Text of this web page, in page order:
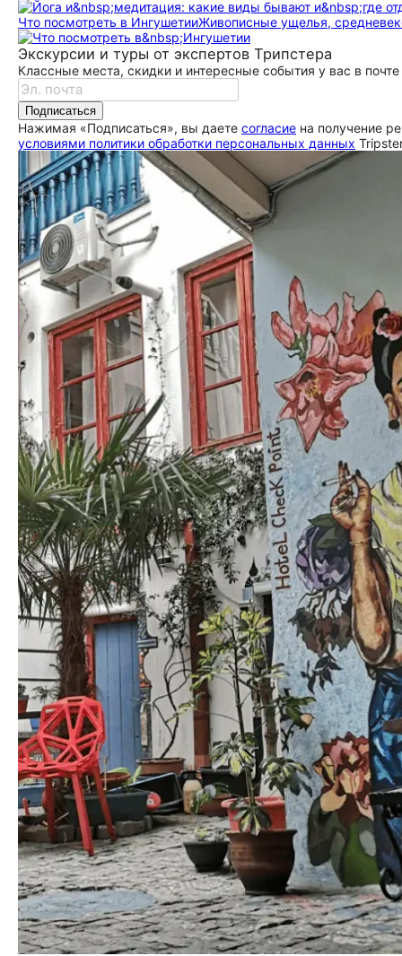
Что посмотреть в ИнгушетииЖивописные ущелья,
Экскурсии и туры от экспертов Трипстера
Классные места, скидки и интересные события у вас в почте
Подписаться
Нажимая «Подписаться», вы даете согласие на получение
условиями политики обработки персональных данных